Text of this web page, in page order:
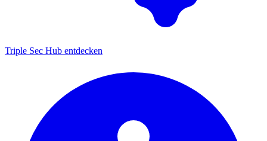
Triple Sec Hub entdecken